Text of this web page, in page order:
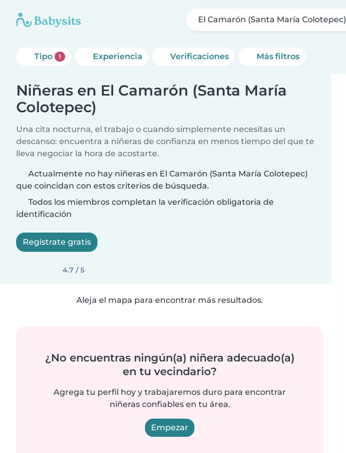
El Camarón (Santa María Colotepec)
Tipo 1 Experiencia Verificaciones Más filtros
Niñeras en El Camarón (Santa María
Colotepec)
Una cita nocturna, el trabajo o cuando simplemente necesitas un
descanso: encuentra a niñeras de confianza en menos tiempo del que te
lleva negociar la hora de acostarte.
Actualmente no hay niñeras en El Camarón (Santa María Colotepec)
que coincidan con estos criterios de búsqueda.
Todos los miembros completan la verificación obligatoria de
identificación
Regístrate gratis
4.7 / 5
Aleja el mapa para encontrar más resultados.
¿No encuentras ningún(a) niñera adecuado(a)
en tu vecindario?
Agrega tu perfil hoy y trabajaremos duro para encontrar
niñeras confiables en tu área.
Empezar